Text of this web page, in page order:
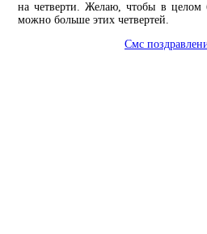
на четверти. Желаю, чтобы в целом
можно больше этих четвертей.
Смс